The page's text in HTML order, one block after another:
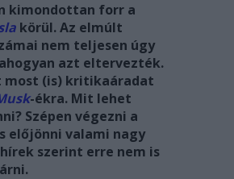
kimondottan forr a
körül. Az elmúlt
nem teljesen úgy
azt eltervezték.
most (is) kritikaáradat
-ékra. Mit lehet
Szépen végezni a
előjönni valami nagy
hírek szerint erre nem is